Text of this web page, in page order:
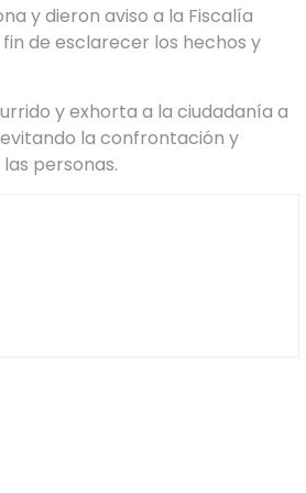
y dieron aviso a la Fiscalía
de esclarecer los hechos y
y exhorta a la ciudadanía a
la confrontación y
personas.